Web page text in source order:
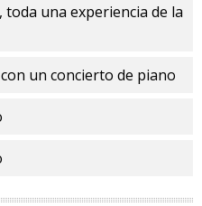
una experiencia de la
un concierto de piano